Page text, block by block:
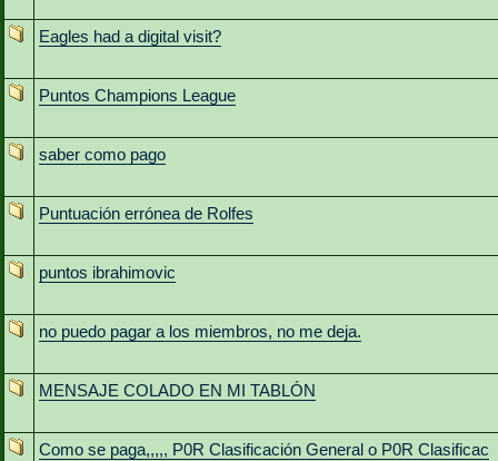
Eagles had a digital visit?
Puntos Champions League
saber como pago
Puntuación errónea de Rolfes
puntos ibrahimovic
no puedo pagar a los miembros, no me deja.
MENSAJE COLADO EN MI TABLÓN
Como se paga,,,,, P0R Clasificación General o P0R Clasificac